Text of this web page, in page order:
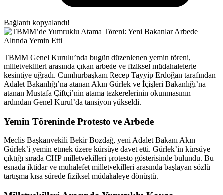
Bağlantı kopyalandı!
TBMM Genel Kurulu’nda bugün düzenlenen yemin töreni,
milletvekilleri arasında çıkan arbede ve fiziksel müdahalelerle
kesintiye uğradı. Cumhurbaşkanı Recep Tayyip Erdoğan tarafından
Adalet Bakanlığı’na atanan Akın Gürlek ve İçişleri Bakanlığı’na
atanan Mustafa Çiftçi’nin atama tezkerelerinin okunmasının
ardından Genel Kurul’da tansiyon yükseldi.
Yemin Töreninde Protesto ve Arbede
Meclis Başkanvekili Bekir Bozdağ, yeni Adalet Bakanı Akın
Gürlek’i yemin etmek üzere kürsüye davet etti. Gürlek’in kürsüye
çıktığı sırada CHP milletvekilleri protesto gösterisinde bulundu. Bu
esnada iktidar ve muhalefet milletvekilleri arasında başlayan sözlü
tartışma kısa sürede fiziksel müdahaleye dönüştü.